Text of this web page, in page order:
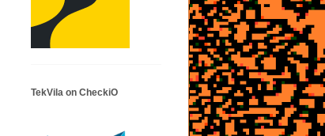
TekVila on CheckiO